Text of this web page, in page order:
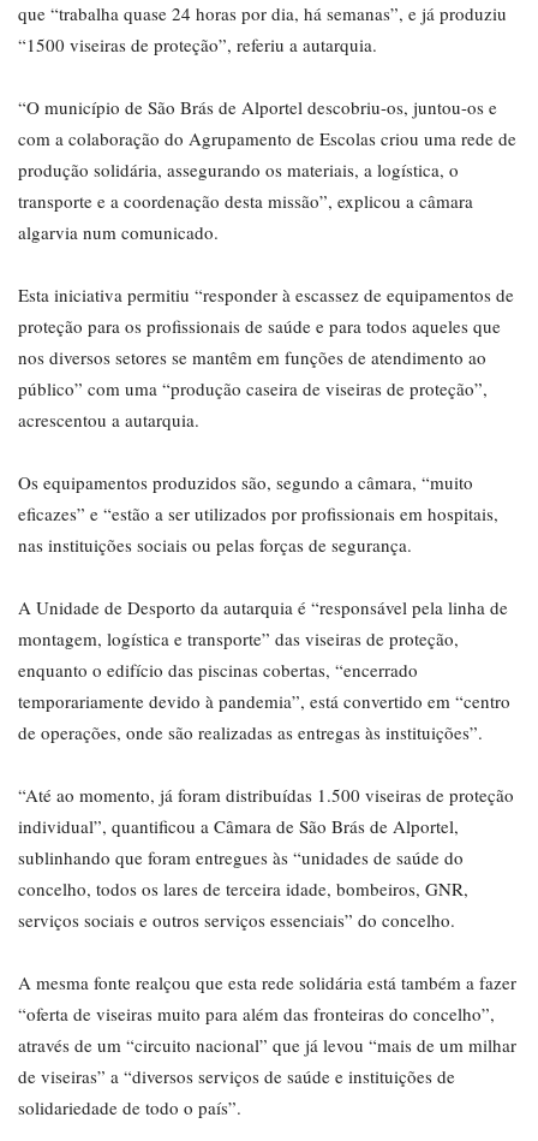
que “trabalha quase 24 horas por dia, há semanas”, e já produziu
“1500 viseiras de proteção”, referiu a autarquia.
“O município de São Brás de Alportel descobriu-os, juntou-os e
com a colaboração do Agrupamento de Escolas criou uma rede de
produção solidária, assegurando os materiais, a logística, o
transporte e a coordenação desta missão”, explicou a câmara
algarvia num comunicado.
Esta iniciativa permitiu “responder à escassez de equipamentos de
proteção para os profissionais de saúde e para todos aqueles que
nos diversos setores se mantêm em funções de atendimento ao
público” com uma “produção caseira de viseiras de proteção”,
acrescentou a autarquia.
Os equipamentos produzidos são, segundo a câmara, “muito
eficazes” e “estão a ser utilizados por profissionais em hospitais,
nas instituições sociais ou pelas forças de segurança.
A Unidade de Desporto da autarquia é “responsável pela linha de
montagem, logística e transporte” das viseiras de proteção,
enquanto o edifício das piscinas cobertas, “encerrado
temporariamente devido à pandemia”, está convertido em “centro
de operações, onde são realizadas as entregas às instituições”.
“Até ao momento, já foram distribuídas 1.500 viseiras de proteção
individual”, quantificou a Câmara de São Brás de Alportel,
sublinhando que foram entregues às “unidades de saúde do
concelho, todos os lares de terceira idade, bombeiros, GNR,
serviços sociais e outros serviços essenciais” do concelho.
A mesma fonte realçou que esta rede solidária está também a fazer
“oferta de viseiras muito para além das fronteiras do concelho”,
através de um “circuito nacional” que já levou “mais de um milhar
de viseiras” a “diversos serviços de saúde e instituições de
solidariedade de todo o país”.